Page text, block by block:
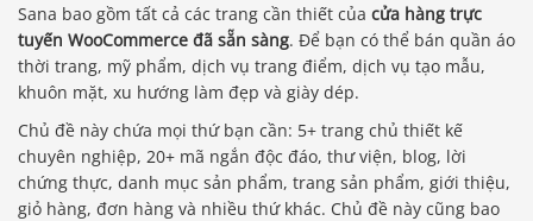
Sana bao gồm tất cả các trang cần thiết của cửa hàng trực
tuyến WooCommerce đã sẵn sàng. Để bạn có thể bán quần áo
thời trang, mỹ phẩm, dịch vụ trang điểm, dịch vụ tạo mẫu,
khuôn mặt, xu hướng làm đẹp và giày dép.
Chủ đề này chứa mọi thứ bạn cần: 5+ trang chủ thiết kế
chuyên nghiệp, 20+ mã ngắn độc đáo, thư viện, blog, lời
chứng thực, danh mục sản phẩm, trang sản phẩm, giới thiệu,
giỏ hàng, đơn hàng và nhiều thứ khác. Chủ đề này cũng bao